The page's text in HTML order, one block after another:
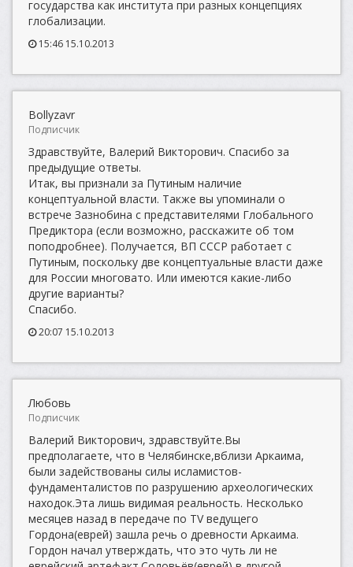
государства как института при разных концепциях
глобализации.
15:46 15.10.2013
Bollyzavr
Подписчик
Здравствуйте, Валерий Викторович. Спасибо за
предыдущие ответы.
Итак, вы признали за Путиным наличие
концептуальной власти. Также вы упоминали о
встрече Зазнобина с представителями Глобального
Предиктора (если возможно, расскажите об том
поподробнее). Получается, ВП СССР работает с
Путиным, поскольку две концептуальные власти даже
для России многовато. Или имеются какие-либо
другие варианты?
Спасибо.
20:07 15.10.2013
Любовь
Подписчик
Валерий Викторович, здравствуйте.Вы
предполагаете, что в Челябинске,вблизи Аркаима,
были задействованы силы исламистов-
фундаменталистов по разрушению археологических
находок.Эта лишь видимая реальность. Несколько
месяцев назад в передаче по TV ведущего
Гордона(еврей) зашла речь о древности Аркаима.
Гордон начал утверждать, что это чуть ли не